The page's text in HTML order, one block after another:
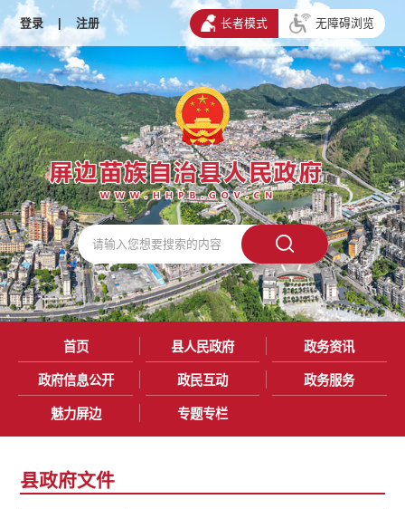
登录 | 注册 长者模式 无障碍浏览
首页 县人民政府 政务资讯
政府信息公开 政民互动 政务服务
魅力屏边 专题专栏
县政府文件